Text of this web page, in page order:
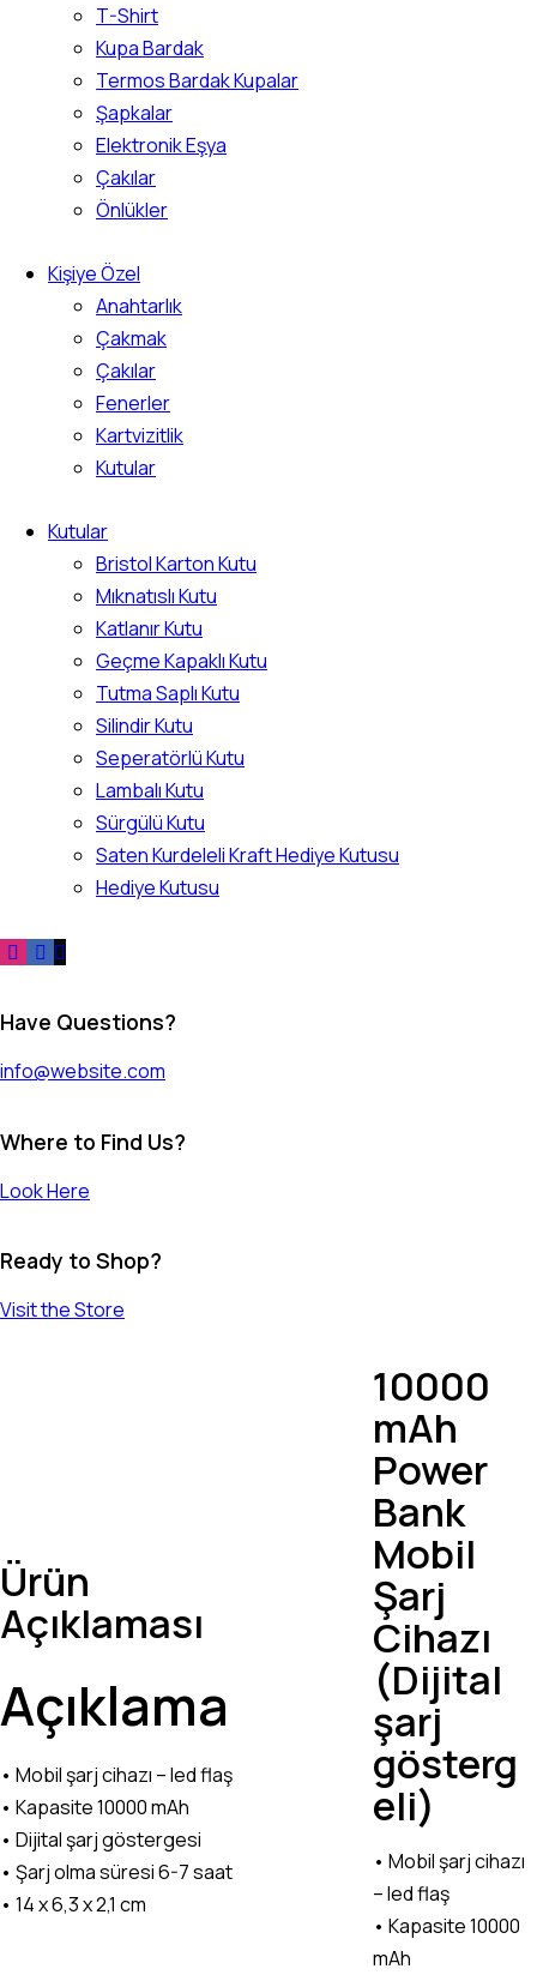
T-Shirt
Kupa Bardak
Termos Bardak Kupalar
Şapkalar
Elektronik Eşya
Çakılar
Önlükler
Kişiye Özel
Anahtarlık
Çakmak
Çakılar
Fenerler
Kartvizitlik
Kutular
Kutular
Bristol Karton Kutu
Mıknatıslı Kutu
Katlanır Kutu
Geçme Kapaklı Kutu
Tutma Saplı Kutu
Silindir Kutu
Seperatörlü Kutu
Lambalı Kutu
Sürgülü Kutu
Saten Kurdeleli Kraft Hediye Kutusu
Hediye Kutusu
Have Questions?
info@website.com
Where to Find Us?
Look Here
Ready to Shop?
Visit the Store
10000
mAh
Power
Bank
Mobil
Şarj
Cihazı
(Dijital
şarj
gösterg
eli)
• Mobil şarj cihazı
– led flaş
• Kapasite 10000
mAh
Ürün
Açıklaması
Açıklama
• Mobil şarj cihazı – led flaş
• Kapasite 10000 mAh
• Dijital şarj göstergesi
• Şarj olma süresi 6-7 saat
• 14 x 6,3 x 2,1 cm